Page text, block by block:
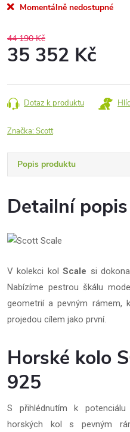
Momentálně nedostupné
44 190 Kč
35 352 Kč
cena:
Dotaz k produktu
Značka:Scott
Popis produktu
Detailní
V kolekci kolScale si
Nabízíme pestrou škálu
geometrií a pevným rámem,
projedou cílem jako první.
Horské kolo
925
S přihlédnutím k
horských kol s pevným